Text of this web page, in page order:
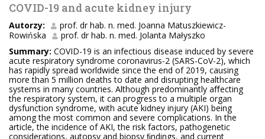
COVID-19 and acute kidney injury
Autorzy:
prof. dr hab. n. med. Joanna Matuszkiewicz-
Rowińska
prof. dr hab. n. med. Jolanta Małyszko
Summary: COVID-19 is an infectious disease induced by severe
acute respiratory syndrome coronavirus-2 (SARS-CoV-2), which
has rapidly spread worldwide since the end of 2019, causing
more than 5 million deaths to date and disrupting healthcare
systems in many countries. Although predominantly aﬀecting
the respiratory system, it can progress to a multiple organ
dysfunction syndrome, with acute kidney injury (AKI) being
among the most common and severe complications. In the
article, the incidence of AKI, the risk factors, pathogenetic
considerations, autopsy and biopsy ﬁndings, and current